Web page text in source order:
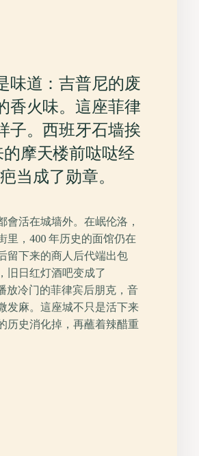
味道：吉普尼的废
香火味。這座菲律
子。西班牙石墙挨
摩天楼前哒哒经
当成了勋章。
會活在城墙外。在岷伦洛，
里，400 年历史的面馆仍在
留下来的商人后代端出包
旧日红灯酒吧变成了
冷门的菲律宾后朋克，音
发麻。這座城不只是活下来
历史消化掉，再蘸着辣醋重